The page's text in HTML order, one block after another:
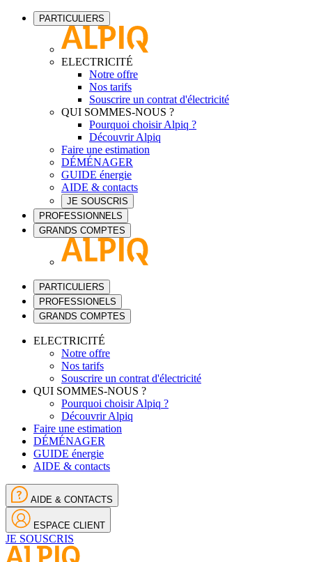
PARTICULIERS
ELECTRICITÉ
Notre offre
Nos tarifs
Souscrire un contrat d'électricité
QUI SOMMES-NOUS ?
Pourquoi choisir Alpiq ?
Découvrir Alpiq
Faire une estimation
DÉMÉNAGER
GUIDE énergie
AIDE & contacts
JE SOUSCRIS
PROFESSIONNELS
GRANDS COMPTES
PARTICULIERS
PROFESSIONELS
GRANDS COMPTES
ELECTRICITÉ
Notre offre
Nos tarifs
Souscrire un contrat d'électricité
QUI SOMMES-NOUS ?
Pourquoi choisir Alpiq ?
Découvrir Alpiq
Faire une estimation
DÉMÉNAGER
GUIDE énergie
AIDE & contacts
AIDE & CONTACTS
ESPACE CLIENT
JE SOUSCRIS